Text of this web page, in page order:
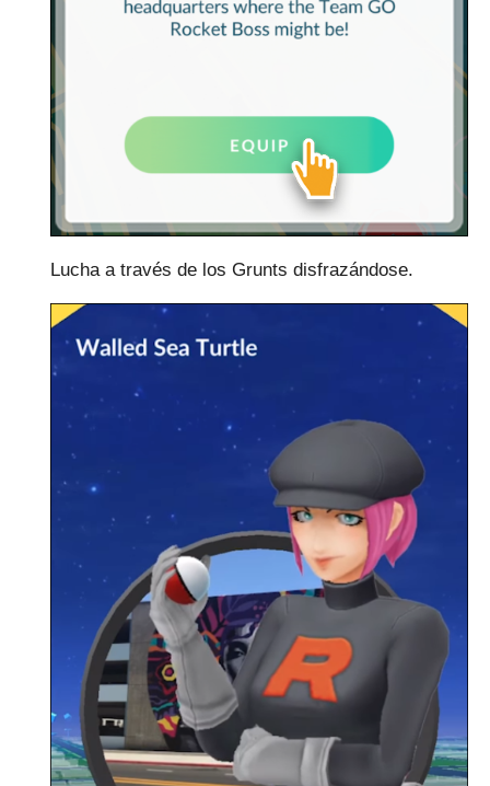
Lucha a través de los Grunts disfrazándose.